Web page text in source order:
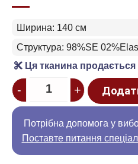
Ширина: 140 см
Структура: 98%SE
Ця тканина
Quantity
- +
Потрібна допомога у
Поставте питання